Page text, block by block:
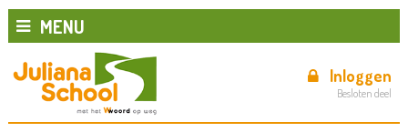
MENU
Inloggen
Besloten deel